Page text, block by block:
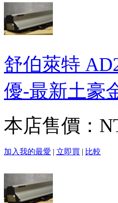
舒伯萊特
優-最新土豪
本店售價：
加入我的最愛 | 立即買 | 比較